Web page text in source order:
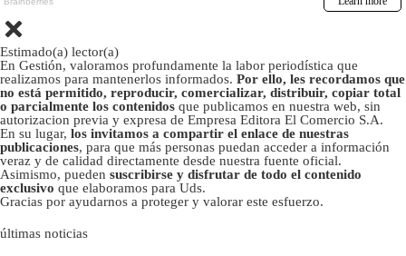
Estimado(a) lector(a)
En Gestión, valoramos profundamente la labor periodística que
realizamos para mantenerlos informados. Por ello, les recordamos que
no está permitido, reproducir, comercializar, distribuir, copiar total
o parcialmente los contenidos que publicamos en nuestra web, sin
autorizacion previa y expresa de Empresa Editora El Comercio S.A.
En su lugar, los invitamos a compartir el enlace de nuestras
publicaciones, para que más personas puedan acceder a información
veraz y de calidad directamente desde nuestra fuente oficial.
Asimismo, pueden suscribirse y disfrutar de todo el contenido
exclusivo que elaboramos para Uds.
Gracias por ayudarnos a proteger y valorar este esfuerzo.
últimas noticias